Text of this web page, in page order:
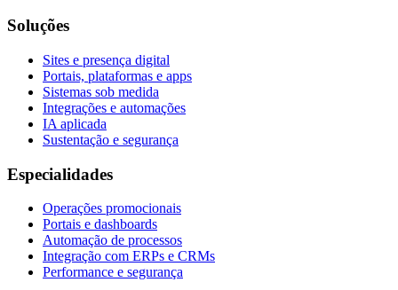
Soluções
Sites e presença digital
Portais, plataformas e apps
Sistemas sob medida
Integrações e automações
IA aplicada
Sustentação e segurança
Especialidades
Operações promocionais
Portais e dashboards
Automação de processos
Integração com ERPs e CRMs
Performance e segurança